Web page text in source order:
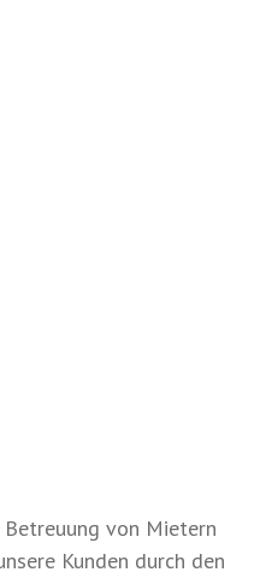
von Mietern
Kunden durch den